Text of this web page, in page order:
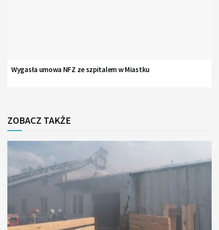
Wygasła umowa NFZ ze szpitalem w Miastku
ZOBACZ TAKŻE